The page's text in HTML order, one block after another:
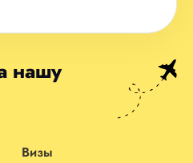
нашу
Визы